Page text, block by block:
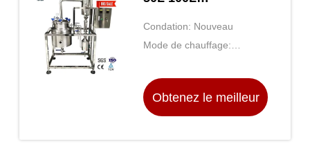
Aromathérapie
Équipement de
vapeur
Condation: Nouveau
Mode de chauffage:
Obtenez le meilleur